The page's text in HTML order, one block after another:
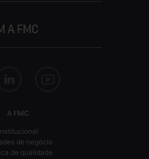
A FMC
A FMC
de negócio
de qualidade